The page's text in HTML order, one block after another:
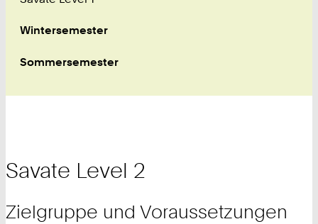
Wintersemester
Sommersemester
Savate Level 2
Zielgruppe und Voraussetzungen